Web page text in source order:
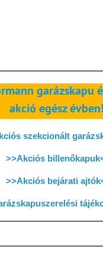
garázskapu
akció egész
szekcionált
>>Akciós
>>Akciós bejárati